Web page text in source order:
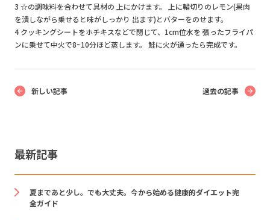
3 ☆の調味料を合わせて具材の 上にかけます。 上に輪切りのレモン(果肉
を潰しながら乗せると味がしっかり 出ます)とバターをのせます。
4 クッキングシートをホチキスなどで閉じて、1cm位水を 張ったフライパ
ンに乗せて中火で8~10分ほど蒸します。 鮭に火が通ったら完成です。
新しい記事 過去の記事
最新記事
夏まであと少し。でも大丈夫。今から始める健康的ダイエット完
全ガイド